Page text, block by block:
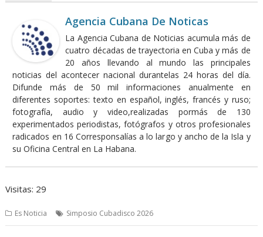
Agencia Cubana De Noticas
La Agencia Cubana de Noticias acumula más de
cuatro décadas de trayectoria en Cuba y más de
20 años llevando al mundo las principales
noticias del acontecer nacional durantelas 24 horas del día.
Difunde más de 50 mil informaciones anualmente en
diferentes soportes: texto en español, inglés, francés y ruso;
fotografía, audio y video,realizadas pormás de 130
experimentados periodistas, fotógrafos y otros profesionales
radicados en 16 Corresponsalías a lo largo y ancho de la Isla y
su Oficina Central en La Habana.
Visitas: 29
Es Noticia Simposio Cubadisco 2026